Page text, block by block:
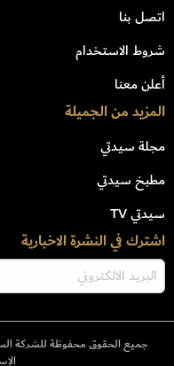
اتصل بنا
شروط الاستخدام
أعلن معنا
المزيد من الجميلة
مجلة سيدتي
مطبخ سيدتي
سيدتي TV
اشترك في النشرة الاخبارية
جميع الحقوق محفوظة للشركة